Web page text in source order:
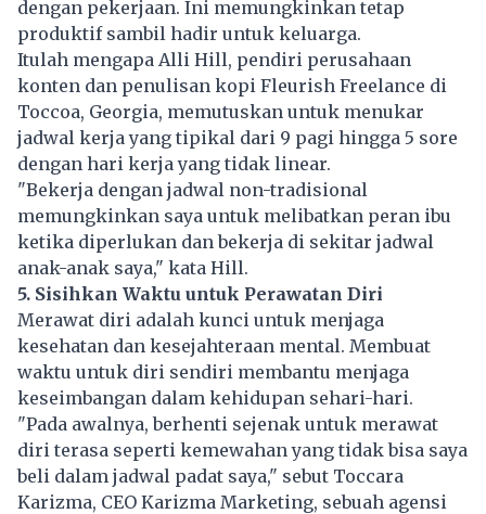
dengan pekerjaan. Ini memungkinkan tetap
produktif sambil hadir untuk keluarga.
Itulah mengapa Alli Hill, pendiri perusahaan
konten dan penulisan kopi Fleurish Freelance di
Toccoa, Georgia, memutuskan untuk menukar
jadwal kerja yang tipikal dari 9 pagi hingga 5 sore
dengan hari kerja yang tidak linear.
"Bekerja dengan jadwal non-tradisional
memungkinkan saya untuk melibatkan peran ibu
ketika diperlukan dan bekerja di sekitar jadwal
anak-anak saya," kata Hill.
5. Sisihkan Waktu untuk Perawatan Diri
Merawat diri adalah kunci untuk menjaga
kesehatan dan kesejahteraan mental. Membuat
waktu untuk diri sendiri membantu menjaga
keseimbangan dalam kehidupan sehari-hari.
"Pada awalnya, berhenti sejenak untuk merawat
diri terasa seperti kemewahan yang tidak bisa saya
beli dalam jadwal padat saya," sebut Toccara
Karizma, CEO Karizma Marketing, sebuah agensi